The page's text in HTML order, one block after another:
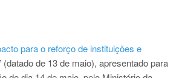
para o reforço de instituições e
(datado de 13 de maio), apresentado para